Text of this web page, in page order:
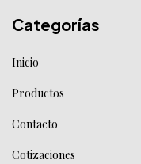
Categorías
Inicio
Productos
Contacto
Cotizaciones